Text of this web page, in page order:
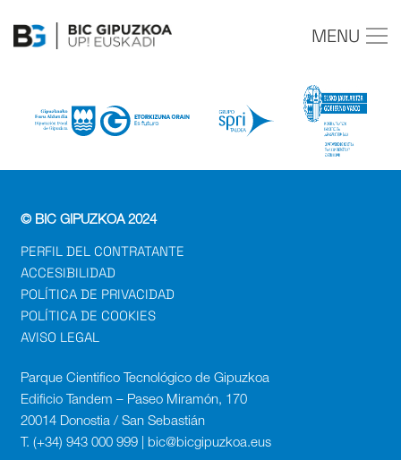
MENU
© BIC GIPUZKOA 2024
PERFIL DEL CONTRATANTE
ACCESIBILIDAD
POLÍTICA DE PRIVACIDAD
POLÍTICA DE COOKIES
AVISO LEGAL
Parque Cientifico Tecnológico de Gipuzkoa
Edificio Tandem – Paseo Miramón, 170
20014 Donostia / San Sebastián
T. (+34) 943 000 999 | bic@bicgipuzkoa.eus